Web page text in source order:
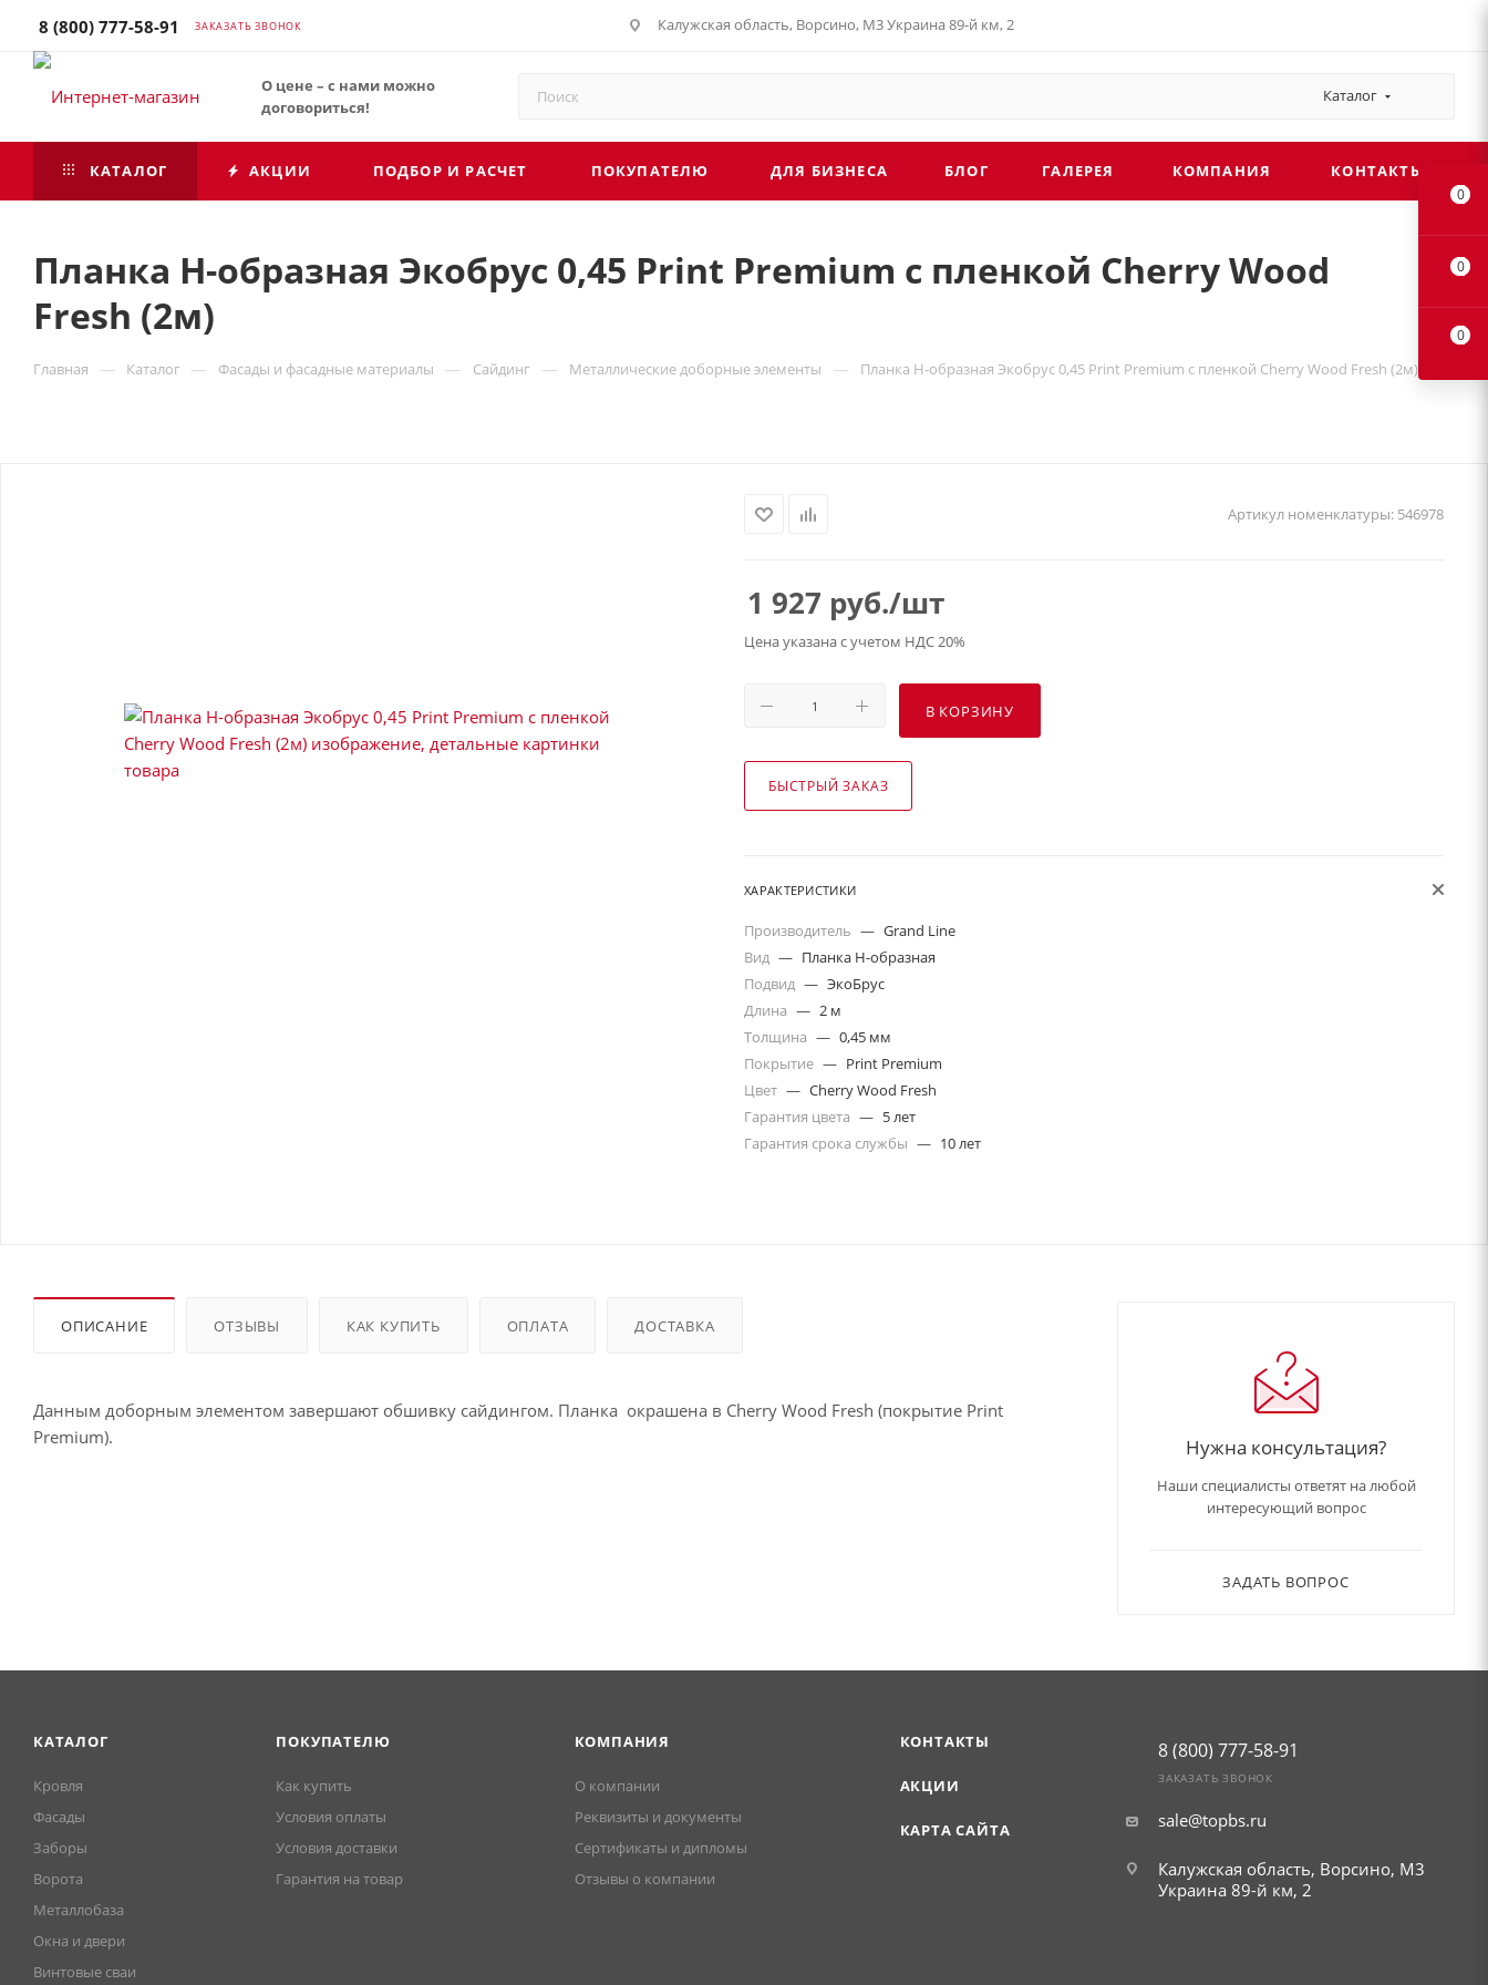
8 (800) 777-58-91 ЗАКАЗАТЬ ЗВОНОК Калужская область, Ворсино, М3 Украина 89-й км, 2
О цене – с нами можно
договориться!
Каталог
КАТАЛОГ АКЦИИ ПОДБОР И РАСЧЕТ ПОКУПАТЕЛЮ ДЛЯ БИЗНЕСА БЛОГ ГАЛЕРЕЯ КОМПАНИЯ КОНТАКТЫ
Планка H-образная Экобрус 0,45 Print Premium с пленкой Cherry Wood
Fresh (2м)
Главная — Каталог — Фасады и фасадные материалы — Сайдинг — Металлические доборные элементы — Планка H-образная Экобрус 0,45 Print Premium с пленкой Cherry Wood Fresh (2м)
Артикул номенклатуры: 546978
1 927 руб./шт
Цена указана с учетом НДС 20%
В КОРЗИНУ
БЫСТРЫЙ ЗАКАЗ
ХАРАКТЕРИСТИКИ
Производитель — Grand Line
Вид — Планка Н-образная
Подвид — ЭкоБрус
Длина — 2 м
Толщина — 0,45 мм
Покрытие — Print Premium
Цвет — Cherry Wood Fresh
Гарантия цвета — 5 лет
Гарантия срока службы — 10 лет
ОПИСАНИЕ ОТЗЫВЫ КАК КУПИТЬ ОПЛАТА ДОСТАВКА
Данным доборным элементом завершают обшивку сайдингом. Планка окрашена в Cherry Wood Fresh (покрытие Print
Premium).
Нужна консультация?
Наши специалисты ответят на любой
интересующий вопрос
ЗАДАТЬ ВОПРОС
КАТАЛОГ
Кровля
Фасады
Заборы
Ворота
Металлобаза
Окна и двери
Винтовые сваи
ПОКУПАТЕЛЮ
Как купить
Условия оплаты
Условия доставки
Гарантия на товар
КОМПАНИЯ
О компании
Реквизиты и документы
Сертификаты и дипломы
Отзывы о компании
КОНТАКТЫ
АКЦИИ
КАРТА САЙТА
8 (800) 777-58-91
ЗАКАЗАТЬ ЗВОНОК
sale@topbs.ru
Калужская область, Ворсино, М3
Украина 89-й км, 2
0
0
0